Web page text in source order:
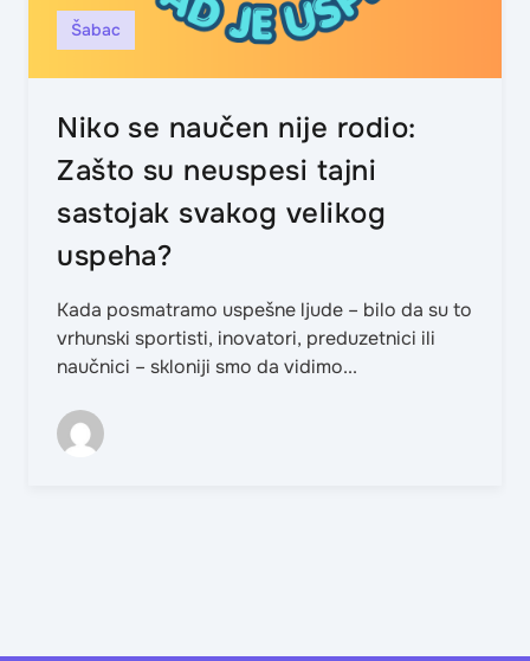
Šabac
Niko se naučen nije rodio:
Zašto su neuspesi tajni
sastojak svakog velikog
uspeha?
Kada posmatramo uspešne ljude – bilo da su to
vrhunski sportisti, inovatori, preduzetnici ili
naučnici – skloniji smo da vidimo...